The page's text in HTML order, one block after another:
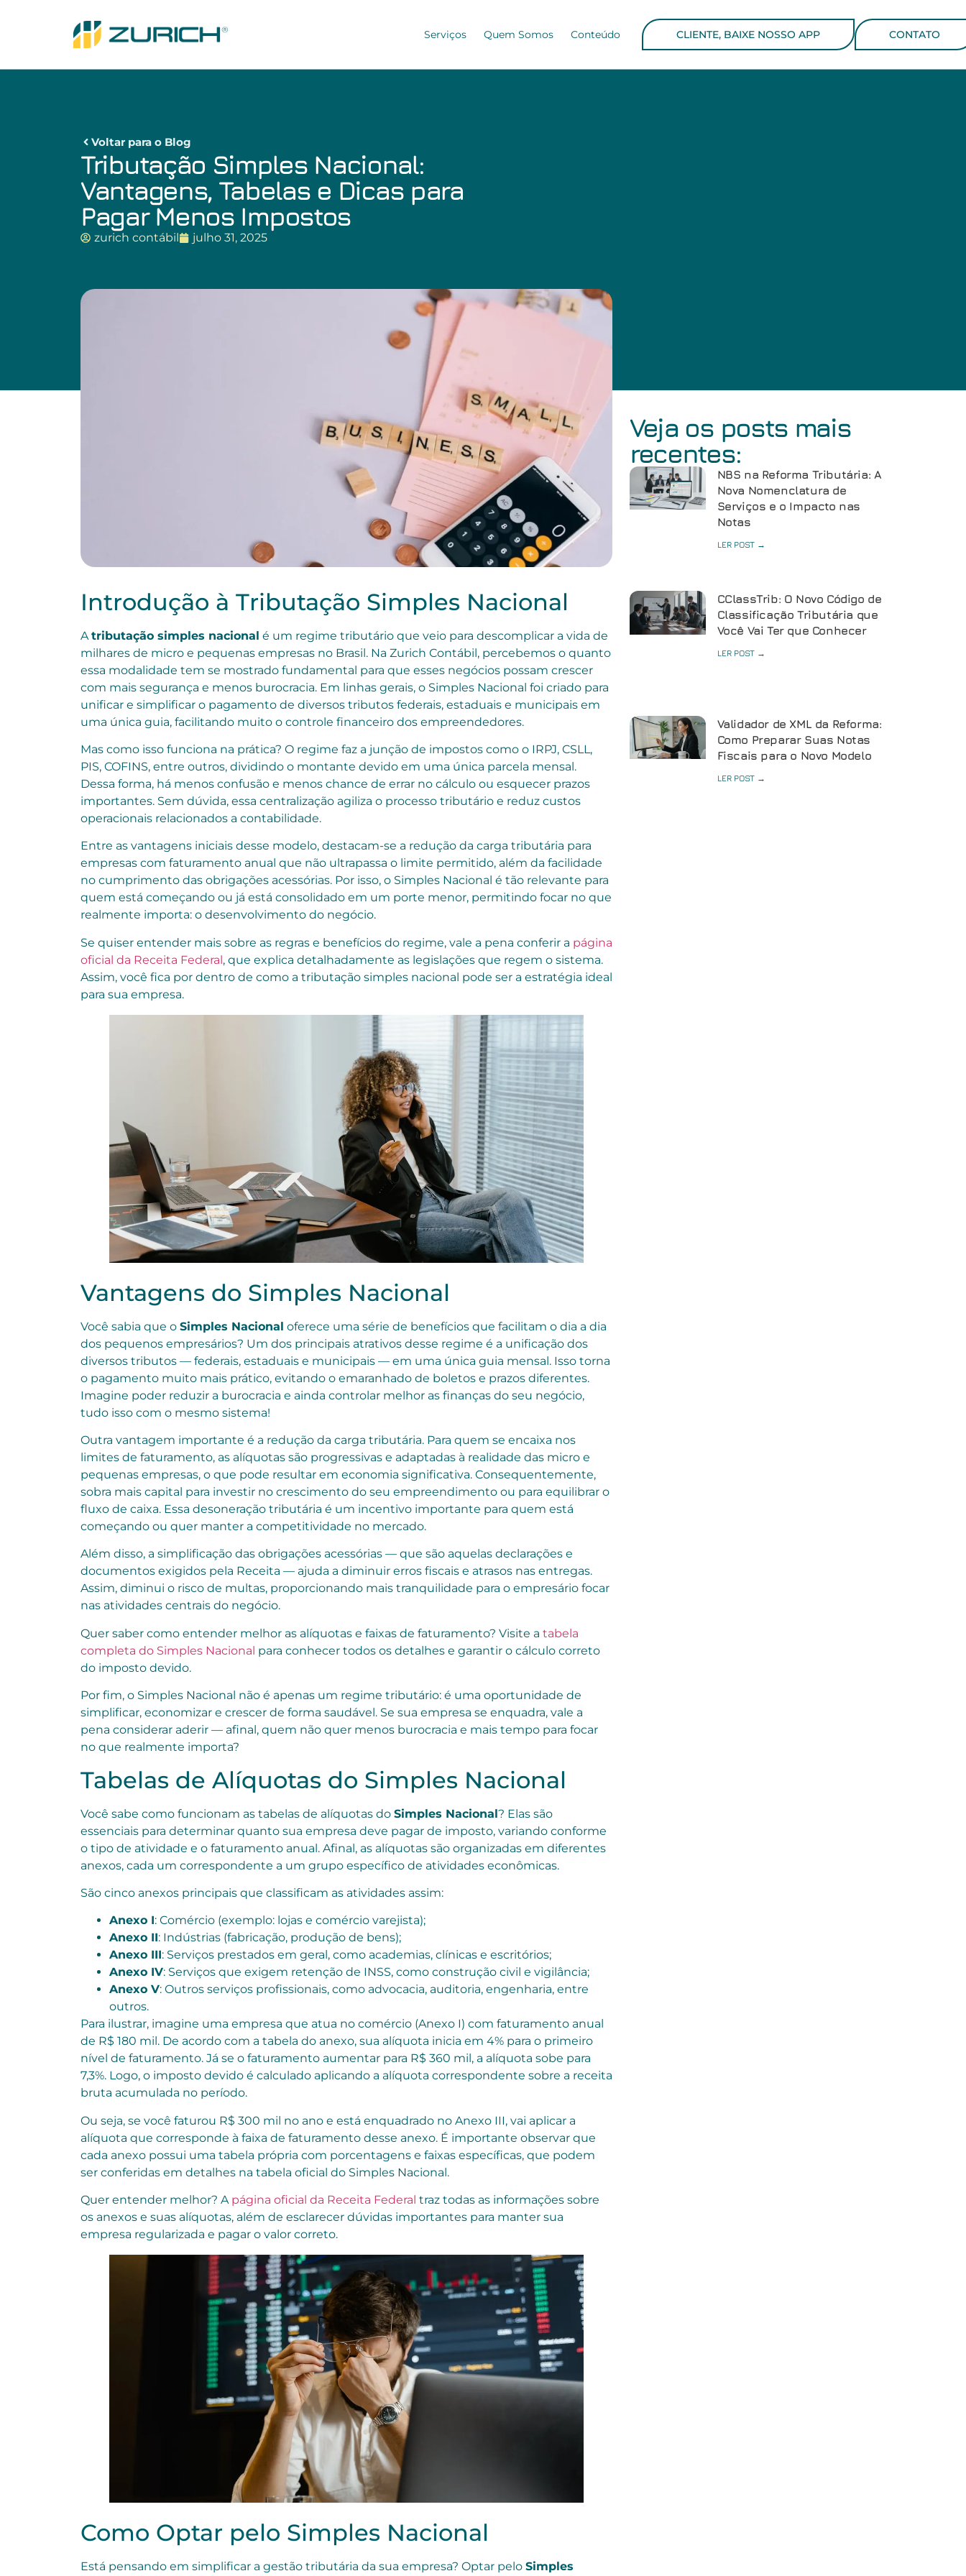
Serviços Quem Somos Conteúdo CLIENTE, BAIXE NOSSO APP CONTATO
Voltar para o Blog
Tributação Simples Nacional:
Vantagens, Tabelas e Dicas para
Pagar Menos Impostos
zurich contábil julho 31, 2025
Veja os posts mais
recentes:
NBS na Reforma Tributária: A
Nova Nomenclatura de
Serviços e o Impacto nas
Notas
LER POST →
CClassTrib: O Novo Código de
Classificação Tributária que
Você Vai Ter que Conhecer
LER POST →
Validador de XML da Reforma:
Como Preparar Suas Notas
Fiscais para o Novo Modelo
LER POST →
Introdução à Tributação Simples Nacional
A tributação simples nacional é um regime tributário que veio para descomplicar a vida de
milhares de micro e pequenas empresas no Brasil. Na Zurich Contábil, percebemos o quanto
essa modalidade tem se mostrado fundamental para que esses negócios possam crescer
com mais segurança e menos burocracia. Em linhas gerais, o Simples Nacional foi criado para
unificar e simplificar o pagamento de diversos tributos federais, estaduais e municipais em
uma única guia, facilitando muito o controle financeiro dos empreendedores.
Mas como isso funciona na prática? O regime faz a junção de impostos como o IRPJ, CSLL,
PIS, COFINS, entre outros, dividindo o montante devido em uma única parcela mensal.
Dessa forma, há menos confusão e menos chance de errar no cálculo ou esquecer prazos
importantes. Sem dúvida, essa centralização agiliza o processo tributário e reduz custos
operacionais relacionados a contabilidade.
Entre as vantagens iniciais desse modelo, destacam-se a redução da carga tributária para
empresas com faturamento anual que não ultrapassa o limite permitido, além da facilidade
no cumprimento das obrigações acessórias. Por isso, o Simples Nacional é tão relevante para
quem está começando ou já está consolidado em um porte menor, permitindo focar no que
realmente importa: o desenvolvimento do negócio.
Se quiser entender mais sobre as regras e benefícios do regime, vale a pena conferir a página
oficial da Receita Federal, que explica detalhadamente as legislações que regem o sistema.
Assim, você fica por dentro de como a tributação simples nacional pode ser a estratégia ideal
para sua empresa.
Vantagens do Simples Nacional
Você sabia que o Simples Nacional oferece uma série de benefícios que facilitam o dia a dia
dos pequenos empresários? Um dos principais atrativos desse regime é a unificação dos
diversos tributos — federais, estaduais e municipais — em uma única guia mensal. Isso torna
o pagamento muito mais prático, evitando o emaranhado de boletos e prazos diferentes.
Imagine poder reduzir a burocracia e ainda controlar melhor as finanças do seu negócio,
tudo isso com o mesmo sistema!
Outra vantagem importante é a redução da carga tributária. Para quem se encaixa nos
limites de faturamento, as alíquotas são progressivas e adaptadas à realidade das micro e
pequenas empresas, o que pode resultar em economia significativa. Consequentemente,
sobra mais capital para investir no crescimento do seu empreendimento ou para equilibrar o
fluxo de caixa. Essa desoneração tributária é um incentivo importante para quem está
começando ou quer manter a competitividade no mercado.
Além disso, a simplificação das obrigações acessórias — que são aquelas declarações e
documentos exigidos pela Receita — ajuda a diminuir erros fiscais e atrasos nas entregas.
Assim, diminui o risco de multas, proporcionando mais tranquilidade para o empresário focar
nas atividades centrais do negócio.
Quer saber como entender melhor as alíquotas e faixas de faturamento? Visite a tabela
completa do Simples Nacional para conhecer todos os detalhes e garantir o cálculo correto
do imposto devido.
Por fim, o Simples Nacional não é apenas um regime tributário: é uma oportunidade de
simplificar, economizar e crescer de forma saudável. Se sua empresa se enquadra, vale a
pena considerar aderir — afinal, quem não quer menos burocracia e mais tempo para focar
no que realmente importa?
Tabelas de Alíquotas do Simples Nacional
Você sabe como funcionam as tabelas de alíquotas do Simples Nacional? Elas são
essenciais para determinar quanto sua empresa deve pagar de imposto, variando conforme
o tipo de atividade e o faturamento anual. Afinal, as alíquotas são organizadas em diferentes
anexos, cada um correspondente a um grupo específico de atividades econômicas.
São cinco anexos principais que classificam as atividades assim:
Anexo I: Comércio (exemplo: lojas e comércio varejista);
Anexo II: Indústrias (fabricação, produção de bens);
Anexo III: Serviços prestados em geral, como academias, clínicas e escritórios;
Anexo IV: Serviços que exigem retenção de INSS, como construção civil e vigilância;
Anexo V: Outros serviços profissionais, como advocacia, auditoria, engenharia, entre
outros.
Para ilustrar, imagine uma empresa que atua no comércio (Anexo I) com faturamento anual
de R$ 180 mil. De acordo com a tabela do anexo, sua alíquota inicia em 4% para o primeiro
nível de faturamento. Já se o faturamento aumentar para R$ 360 mil, a alíquota sobe para
7,3%. Logo, o imposto devido é calculado aplicando a alíquota correspondente sobre a receita
bruta acumulada no período.
Ou seja, se você faturou R$ 300 mil no ano e está enquadrado no Anexo III, vai aplicar a
alíquota que corresponde à faixa de faturamento desse anexo. É importante observar que
cada anexo possui uma tabela própria com porcentagens e faixas específicas, que podem
ser conferidas em detalhes na tabela oficial do Simples Nacional.
Quer entender melhor? A página oficial da Receita Federal traz todas as informações sobre
os anexos e suas alíquotas, além de esclarecer dúvidas importantes para manter sua
empresa regularizada e pagar o valor correto.
Como Optar pelo Simples Nacional
Está pensando em simplificar a gestão tributária da sua empresa? Optar pelo Simples